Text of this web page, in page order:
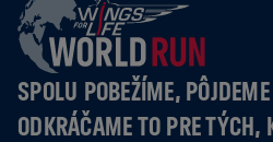
SPOLU POBEŽÍME,
ODKRÁČAME TO PRE TÝCH,